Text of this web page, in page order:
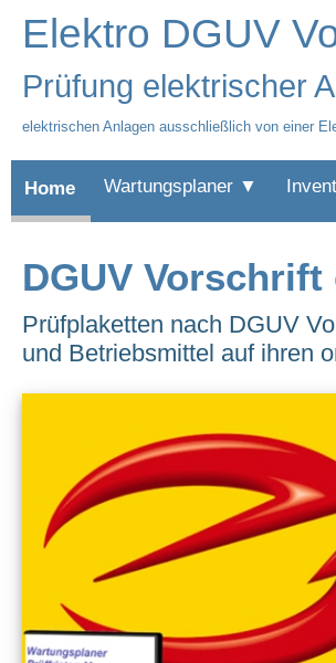
Elektro DGUV
Prüfung elektrischer
elektrischen Anlagen ausschließlich von einer
Home Wartungsplaner ▼
DGUV
Prüfplaketten nach DGUV
und Betriebsmittel auf ihren